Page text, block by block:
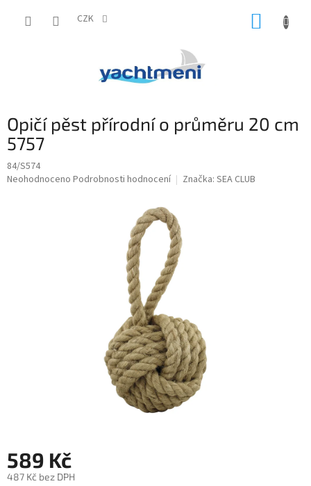
CZK
Opičí pěst přírodní o průměru 20 cm
5757
84/S574
Průměrné
Neohodnoceno Podrobnosti hodnocení Značka: SEA CLUB
589 Kč
487 Kč bez DPH